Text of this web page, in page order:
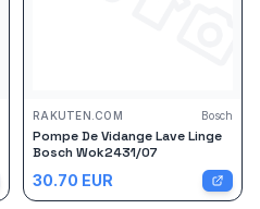
RAKUTEN.COM Bosch
Pompe De Vidange Lave Linge
Bosch Wok2431/07
30.70 EUR